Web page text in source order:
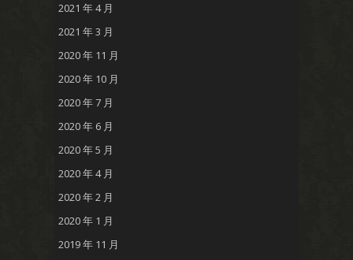
2021 年 4 月
2021 年 3 月
2020 年 11 月
2020 年 10 月
2020 年 7 月
2020 年 6 月
2020 年 5 月
2020 年 4 月
2020 年 2 月
2020 年 1 月
2019 年 11 月